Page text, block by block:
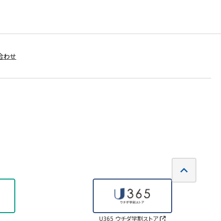
わせ
U365 ウチダ学割ストア